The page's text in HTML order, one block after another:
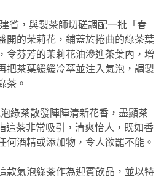
省，與製茶師切磋調配一批「春
開的茉莉花，鋪蓋於捲曲的綠茶葉
令芬芳的茉莉花油滲進茶葉內，增
把茶葉緩緩冷萃並注入氣泡，調製
茶。
綠茶散發陣陣清新花香，盡顯茶
這茶非常吸引，清爽怡人，既如香
何酒精或添加物，令人欲罷不能。
款氣泡綠茶作為迎賓飲品，並以特